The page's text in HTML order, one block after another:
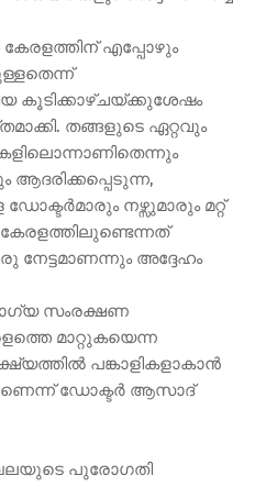
കേരളത്തിന് എപ്പോഴും
കൂടിക്കാഴ്ചയ്ക്കുശേഷം
തങ്ങളുടെ ഏറ്റവും
ആദരിക്കപ്പെടുന്ന,
നഴ്സുമാരും മറ്റ്
നേട്ടമാണന്നും അദ്ദേഹം
സംരക്ഷണ
മാറ്റുകയെന്ന
പങ്കാളികളാകാൻ
ഡോക്ടർ ആസാദ്
പുരോഗതി